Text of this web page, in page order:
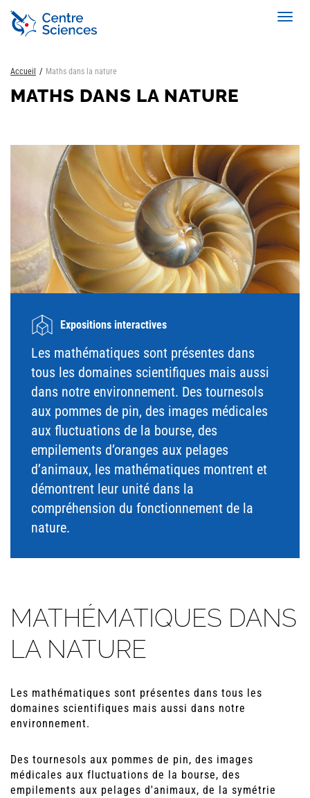
Aller
contenu
Accueil Maths dans la nature
MATHS DANS LA NATURE
Expositions interactives
Les mathématiques sont présentes dans
tous les domaines scientifiques mais aussi
dans notre environnement. Des tournesols
aux pommes de pin, des images médicales
aux fluctuations de la bourse, des
empilements d’oranges aux pelages
d’animaux, les mathématiques montrent et
démontrent leur unité dans la
compréhension du fonctionnement de la
nature.
MATHÉMATIQUES DANS
LA NATURE
Les mathématiques sont présentes dans tous les
domaines scientifiques mais aussi dans notre
environnement.
Des tournesols aux pommes de pin, des images
médicales aux fluctuations de la bourse, des
empilements aux pelages d'animaux, de la symétrie